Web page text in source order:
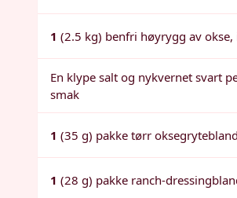
1 (2.5 kg) benfri høyrygg av
En klype salt og nykvernet svart
smak
1 (35 g) pakke tørr
1 (28 g) pakke ranch-